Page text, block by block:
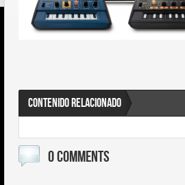
CONTENIDO RELACIONADO
0 COMMENTS